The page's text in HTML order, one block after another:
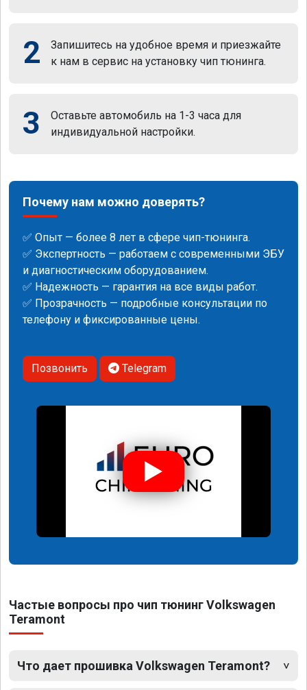
2
Запишитесь на удобное время и приезжайте
к нам в сервис на установку чип тюнинга.
3
Оставьте автомобиль на 1-3 часа для
индивидуальной настройки.
Почему нам можно доверять?
✅ Опыт — более 8 лет в сфере чип-тюнинга.
✅ Экспертность — работаем с современными ЭБУ
и диагностическим оборудованием.
✅ Надежность — гарантия на все виды работ.
✅ Прозрачность — подробные консультации по
телефону и фиксированные цены.
Позвонить Telegram
Частые вопросы про чип тюнинг Volkswagen
Teramont
Что дает прошивка Volkswagen Teramont?